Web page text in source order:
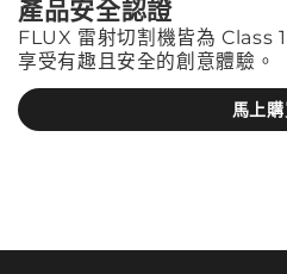
產品安全認證
FLUX 雷射切割機皆為 Class
享受有趣且安全的創意體驗。
馬上購